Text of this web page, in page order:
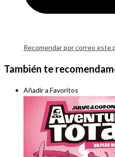
Recomendar por correo este
También te
Añadir a Favoritos